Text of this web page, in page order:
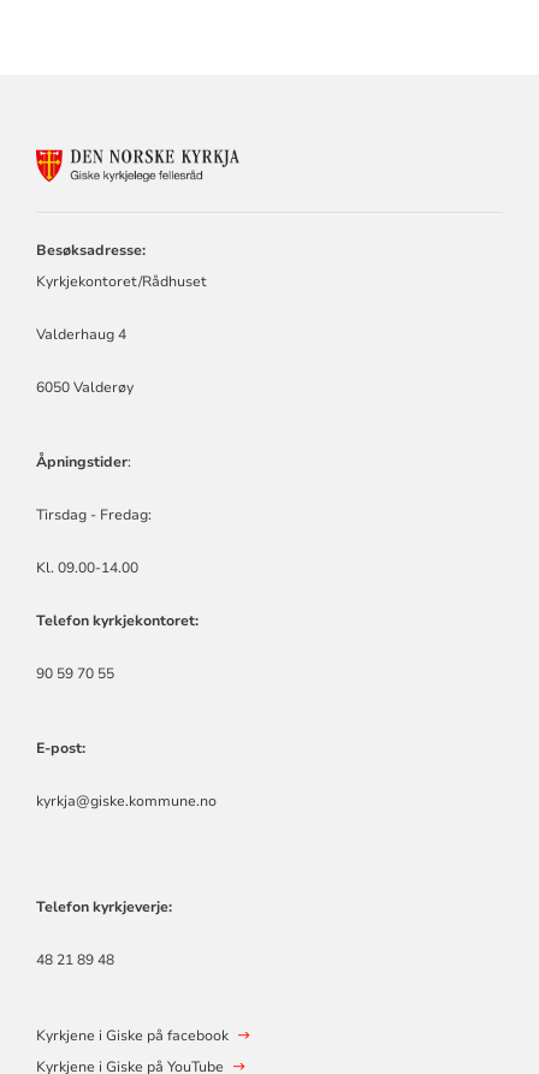
Besøksadresse:
Kyrkjekontoret/Rådhuset
Valderhaug 4
6050 Valderøy
Åpningstider:
Tirsdag - Fredag:
Kl. 09.00-14.00
Telefon kyrkjekontoret:
90 59 70 55
E-post:
kyrkja@giske.kommune.no
Telefon kyrkjeverje:
48 21 89 48
Kyrkjene i Giske på facebook
Kyrkjene i Giske på YouTube